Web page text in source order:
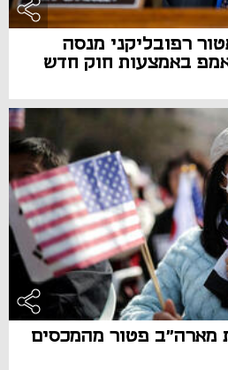
רפובליקני מנסה
באמצעות חוק חדש
מארה"ב פטור מהמכסים